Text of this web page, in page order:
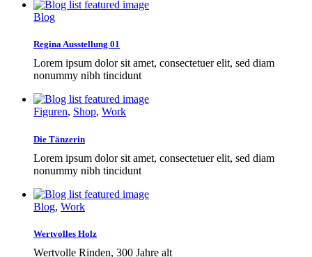
Blog
Regina Ausstellung 01
Lorem ipsum dolor sit amet, consectetuer elit, sed diam
nonummy nibh tincidunt
Figuren, Shop, Work
Die Tänzerin
Lorem ipsum dolor sit amet, consectetuer elit, sed diam
nonummy nibh tincidunt
Blog, Work
Wertvolles Holz
Wertvolle Rinden, 300 Jahre alt